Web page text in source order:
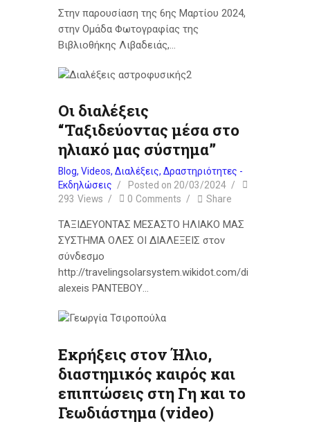
Στην παρουσίαση της 6ης Μαρτίου 2024,
στην Ομάδα Φωτογραφίας της
Βιβλιοθήκης Λιβαδειάς,…
Οι διαλέξεις
“Ταξιδεύοντας μέσα στο
ηλιακό μας σύστημα”
Blog, Videos, Διαλέξεις, Δραστηριότητες -
Εκδηλώσεις
Posted on 20/03/2024
293 Views 0 Comments Share
ΤΑΞΙΔΕΥΟΝΤΑΣ ΜΕΣΑΣΤΟ ΗΛΙΑΚΟ ΜΑΣ
ΣΥΣΤΗΜΑ ΟΛΕΣ ΟΙ ΔΙΑΛΕΞΕΙΣ στον
σύνδεσμο
http://travelingsolarsystem.wikidot.com/di
alexeis ΡΑΝΤΕΒΟΥ…
Εκρήξεις στον Ήλιο,
διαστημικός καιρός και
επιπτώσεις στη Γη και το
Γεωδιάστημα (video)